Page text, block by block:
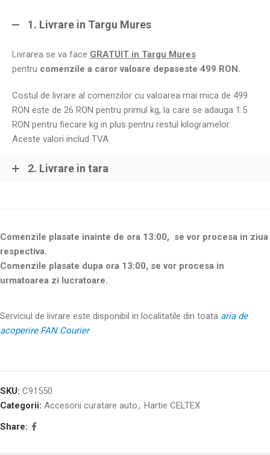
1. Livrare in Targu Mures
Livrarea se va face GRATUIT in Targu Mures
pentru comenzile a caror valoare depaseste 499 RON.
Costul de livrare al comenzilor cu valoarea mai mica de 499
RON este de 26 RON pentru primul kg, la care se adauga 1.5
RON pentru fiecare kg in plus pentru restul kilogramelor.
Aceste valori includ TVA.
2. Livrare in tara
Comenzile plasate inainte de ora 13:00, se vor procesa in ziua
respectiva.
Comenzile plasate dupa ora 13:00, se vor procesa in
urmatoarea zi lucratoare.
Serviciul de livrare este disponibil in localitatile din toata aria de
acoperire FAN Courier
SKU: C91550
Categorii: Accesorii curatare auto, Hartie CELTEX
Share: